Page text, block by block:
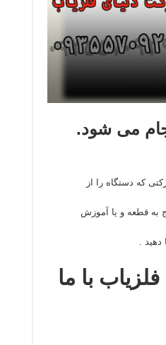
می شود.
که دستگاه را از
به قطعه و یا آموزش
.
با ما